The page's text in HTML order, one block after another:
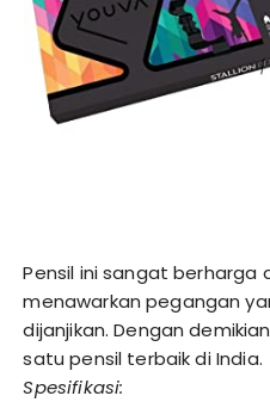
Pensil ini sangat berharga
menawarkan pegangan
dijanjikan. Dengan
satu pensil terbaik di India.
Spesifikasi: